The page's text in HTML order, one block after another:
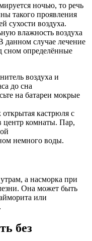
ночью, то речь
такого проявления
сухости воздуха.
влажность воздуха
данном случае лечение
сном определённые
воздуха и
до сна
на батареи мокрые
кастрюля с
центр комнаты. Пар,
немного воды.
а насморка при
Она может быть
или
без